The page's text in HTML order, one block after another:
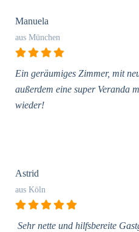
Manuela
aus München
Ein geräumiges Zimmer, mit
außerdem eine super Veranda
wieder!
Astrid
aus Köln
Sehr nette und hilfsbereite